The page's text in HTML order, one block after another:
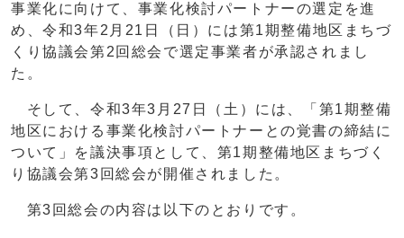
事業化に向けて、事業化検討パートナーの選定を進
め、令和3年2月21日（日）には第1期整備地区まちづ
くり協議会第2回総会で選定事業者が承認されまし
た。
そして、令和3年3月27日（土）には、「第1期整備
地区における事業化検討パートナーとの覚書の締結に
ついて」を議決事項として、第1期整備地区まちづく
り協議会第3回総会が開催されました。
第3回総会の内容は以下のとおりです。